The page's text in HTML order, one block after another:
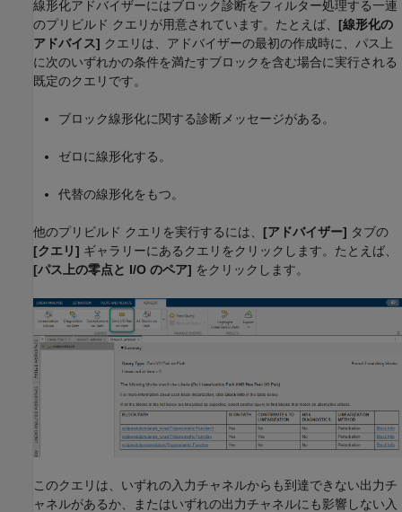
線形化アドバイザーにはブロック診断をフィルター処理する一連
のプリビルド クエリが用意されています。たとえば、 [線形化の
アドバイス] クエリは、アドバイザーの最初の作成時に、パス上
に次のいずれかの条件を満たすブロックを含む場合に実行される
既定のクエリです。
ブロック線形化に関する診断メッセージがある。
ゼロに線形化する。
代替の線形化をもつ。
他のプリビルド クエリを実行するには、 [アドバイザー] タブの
[クエリ] ギャラリーにあるクエリをクリックします。たとえば、
[パス上の零点と I/O のペア] をクリックします。
このクエリは、いずれの入力チャネルからも到達できない出力チ
ャネルがあるか、またはいずれの出力チャネルにも影響しない入